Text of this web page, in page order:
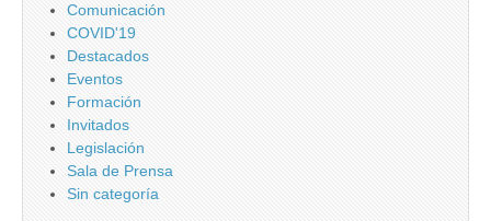
Comunicación
COVID'19
Destacados
Eventos
Formación
Invitados
Legislación
Sala de Prensa
Sin categoría